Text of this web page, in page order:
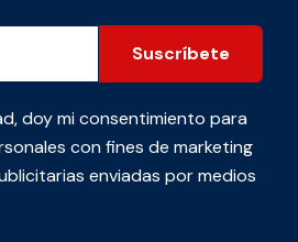
Suscríbete
, doy mi consentimiento para
con fines de marketing
enviadas por medios